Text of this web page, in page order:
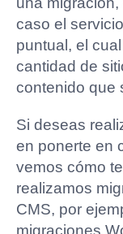
caso el
puntual, el
cantidad de
contenido que
Si deseas
en ponerte en
vemos cómo
realizamos
CMS, por
migraciones